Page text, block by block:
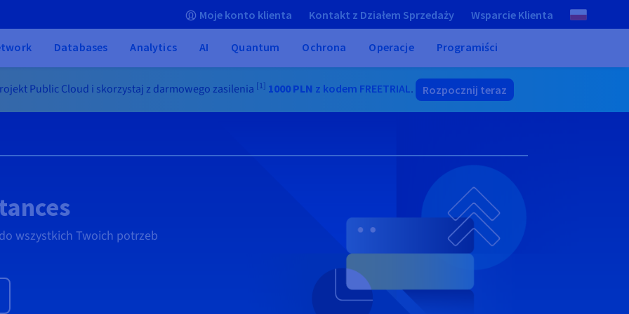
Moje konto klienta Kontakt z Działem Sprzedaży Wsparcie Klienta
Databases Analytics AI Quantum Ochrona Operacje Programiści
Public Cloud i skorzystaj z darmowego zasilenia [1] 1000 PLN z kodem FREETRIAL. Rozpocznij teraz
wszystkich Twoich potrzeb